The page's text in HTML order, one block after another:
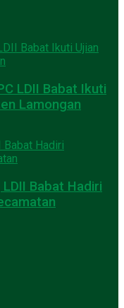
LDII Babat Ikuti
Lamongan
Babat Hadiri